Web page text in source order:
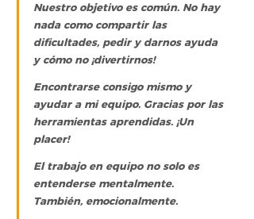
Nuestro objetivo es común. No hay
nada como compartir las
dificultades, pedir y darnos ayuda
y cómo no ¡divertirnos!
Encontrarse consigo mismo y
ayudar a mi equipo. Gracias por las
herramientas aprendidas. ¡Un
placer!
El trabajo en equipo no solo es
entenderse mentalmente.
También, emocionalmente.